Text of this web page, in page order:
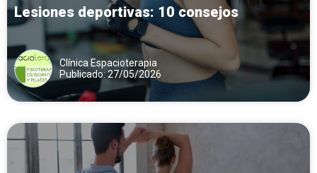
Lesiones deportivas: 10 consejos
Clínica Espacioterapia
Publicado: 27/05/2026